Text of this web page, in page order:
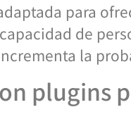
para
de
la
plugins